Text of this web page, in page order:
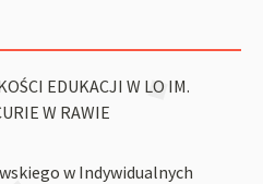
EDUKACJI W LO IM.
W RAWIE
w Indywidualnych